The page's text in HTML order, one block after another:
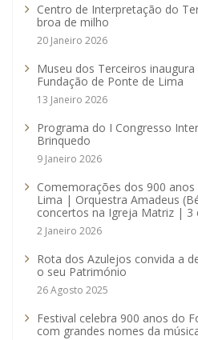
Centro de Interpretação do
broa de milho
20 Janeiro 2026
Museu dos Terceiros
Fundação de Ponte de Lima
13 Janeiro 2026
Programa do I Congresso
Brinquedo
9 Janeiro 2026
Comemorações dos 900
Lima | Orquestra Amadeus
concertos na Igreja Matriz | 3
2 Janeiro 2026
Rota dos Azulejos convida a
o seu Património
26 Agosto 2025
Festival celebra 900 anos do
com grandes nomes da